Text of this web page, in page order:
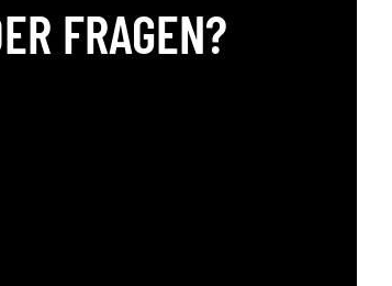
FRAGEN?